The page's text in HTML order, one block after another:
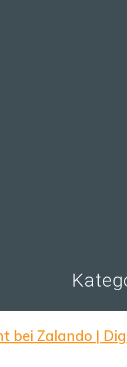
bei Zalando |